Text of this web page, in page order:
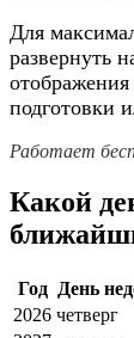
Для
развернуть
подготовки
Работает
Какой
Год
День
2026 четверг